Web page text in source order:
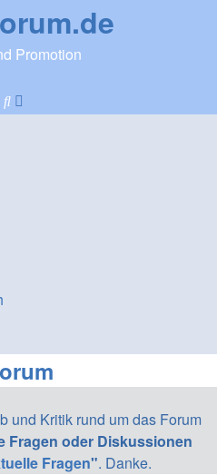
Promotion
Suche
Suche
und Kritik rund um das Forum
Fragen oder Diskussionen
Fragen". Danke.